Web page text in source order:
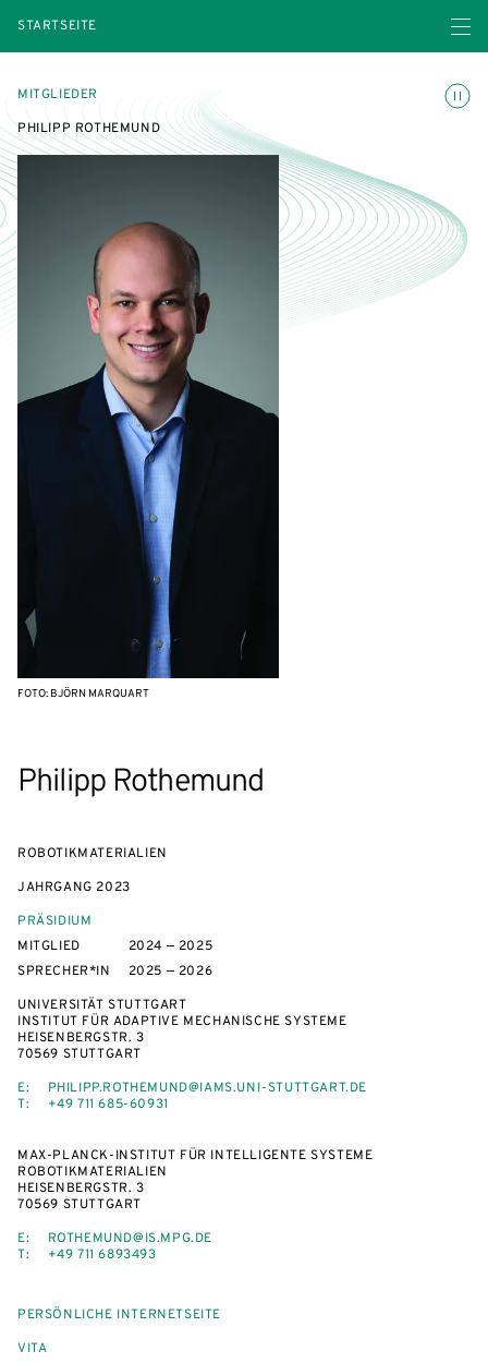
STARTSEITE Menü
MITGLIEDER
PHILIPP ROTHEMUND
Philipp Rothemund
ROBOTIKMATERIALIEN
JAHRGANG 2023
PRÄSIDIUM
MITGLIED
2024 — 2025
SPRECHER*IN
2025 — 2026
UNIVERSITÄT STUTTGART
INSTITUT FÜR ADAPTIVE MECHANISCHE SYSTEME
HEISENBERGSTR. 3
70569 STUTTGART
E:
PHILIPP.ROTHEMUND@IAMS.UNI-STUTTGART.DE
T:
+49 711 685-60931
MAX-PLANCK-INSTITUT FÜR INTELLIGENTE SYSTEME
ROBOTIKMATERIALIEN
HEISENBERGSTR. 3
70569 STUTTGART
E:
ROTHEMUND@IS.MPG.DE
T:
+49 711 6893493
PERSÖNLICHE INTERNETSEITE
VITA
FOTO: BJÖRN MARQUART